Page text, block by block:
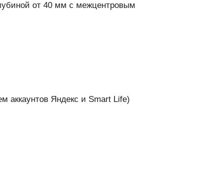
от 40 мм с межцентровым
аккаунтов Яндекс и Smart Life)